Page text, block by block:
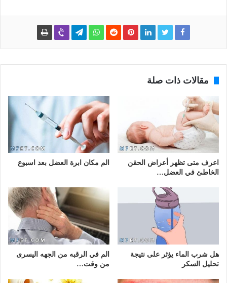
مقالات ذات صلة
اعرف متى تظهر أعراض الحقن
الخاطئ في العضل…
الم مكان ابرة العضل بعد اسبوع
هل شرب الماء يؤثر على نتيجة
تحليل السكر
الم في الرقبه من الجهه اليسرى
من وقت…